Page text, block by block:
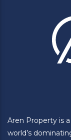
Aren Property is
world’s